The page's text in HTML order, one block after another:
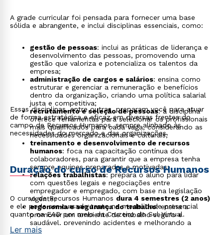
A grade curricular foi pensada para fornecer uma base
sólida e abrangente, e inclui disciplinas essenciais, como:
gestão de pessoas: inclui as práticas de liderança e
desenvolvimento das pessoas, promovendo uma
gestão que valoriza e potencializa os talentos da
empresa;
administração de cargos e salários: ensina como
estruturar e gerenciar a remuneração e benefícios
dentro da organização, criando uma política salarial
justa e competitiva;
recrutamento e seleção de pessoas: a disciplina
oferece ferramentas para selecionar os profissionais
mais qualificados para cada vaga, considerando as
necessidades organizacionais e culturais;
treinamento e desenvolvimento de recursos
humanos: foca na capacitação contínua dos
colaboradores, para garantir que a empresa tenha
sempre equipes preparadas e motivadas;
relações trabalhistas: prepara o aluno para lidar
com questões legais e negociações entre
empregador e empregado, com base na legislação
vigente;
ergonomia e segurança do trabalho: ensina a
promover um ambiente de trabalho seguro e
saudável, prevenindo acidentes e melhorando a
qualidade de vida dos colaboradores.
Essas disciplinas, entre outras, preparam você para atuar
de forma estratégica e eficaz em diversas frentes do
campo de Recursos Humanos, sempre alinhado às
necessidades do mercado e das organizações.
Duração do curso de Recursos Humanos
O curso de Recursos Humanos dura 4 semestres (2 anos)
e ele pode ser cursado tanto na modalidade presencial
quanto na EAD por meio da Cruzeiro do Sul Virtual.
Ler mais